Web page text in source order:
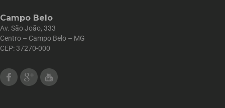
Campo Belo
Av. São João, 333
Centro – Campo Belo – MG
CEP: 37270-000
FacebookGoogle Plus